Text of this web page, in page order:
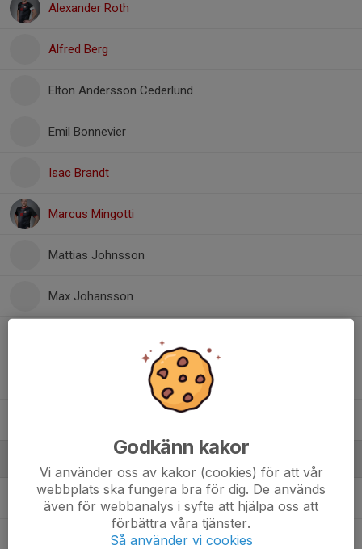
Alexander Roth
Alfred Berg
Elton Andersson Cederlund
Emil Bonnevier
Isac Brandt
Marcus Mingotti
Mattias Johnsson
Max Johansson
Janne MattssonTränare
Johan SvenssonLedare
Godkänn kakor
Vi använder oss av kakor (cookies) för att vår
webbplats ska fungera bra för dig. De används
även för webbanalys i syfte att hjälpa oss att
förbättra våra tjänster.
Så använder vi cookies